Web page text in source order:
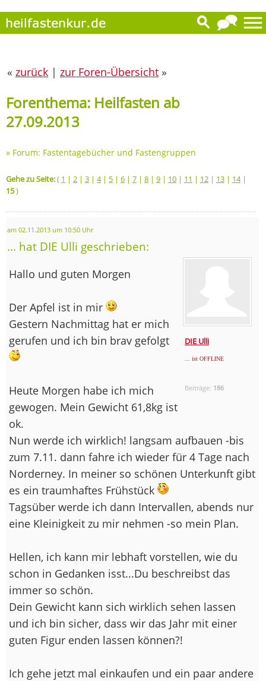
« zurück | zur Foren-Übersicht »
Forenthema: Heilfasten ab
27.09.2013
» Forum: Fastentagebücher und Fastengruppen
Gehe zu Seite:( 1 | 2 | 3 | 4| 5 | 6 | 7 | 8 | 9 | 10 | 11 | 12 | 13 | 14|
15)
am 02.11.2013 um 10:50 Uhr
... hat DIE Ulli geschrieben:
DIE Ulli
... ist OFFLINE
Beiträge: 186
Hallo und guten Morgen
Der Apfel ist in mir
Gestern Nachmittag hat er mich
gerufen und ich bin brav gefolgt
Heute Morgen habe ich mich
gewogen. Mein Gewicht 61,8kg ist
ok.
Nun werde ich wirklich! langsam aufbauen -bis
zum 7.11. dann fahre ich wieder für 4 Tage nach
Norderney. In meiner so schönen Unterkunft gibt
es ein traumhaftes Frühstück
Tagsüber werde ich dann Intervallen, abends nur
eine Kleinigkeit zu mir nehmen -so mein Plan.
Hellen, ich kann mir lebhaft vorstellen, wie du
schon in Gedanken isst...Du beschreibst das
immer so schön.
Dein Gewicht kann sich wirklich sehen lassen
und ich bin sicher, dass wir das Jahr mit einer
guten Figur enden lassen können?!
Ich gehe jetzt mal einkaufen und ein paar andere